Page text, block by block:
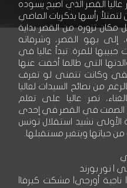
عاليا القصر الذي أصبح يسوده
لتمتلأ رأسها بذكريات الماضي
تزوره من القصر بداية
إلى بهو القصر، وشرفاته
حبيبها للمرة. تبدأ عاليا في
التي طالما أخفت عنها
وكانت تتمنى لو تعرف
من نصائح السيدات لعاليا
تصر عاليا على تعلم
الصمت في القصر في إحدى
الأولى نشيد استقلال تونس
حياتها ويتغير مستقبلها.
| نور بورند
أورجي| مشكت كيرفا|